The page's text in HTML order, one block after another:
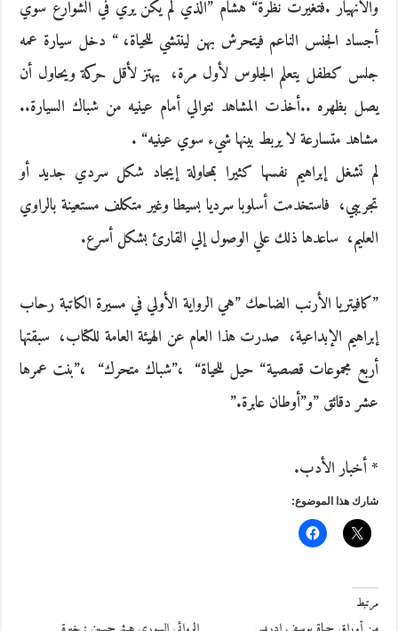
‬يصل‭ ‬بظهره‭.. ‬أخذت‭ ‬المشاهد‭ ‬تتوالي‭ ‬أمام‭ ‬عينيه‭ ‬من‭ ‬شباك‭ ‬السيارة‭..
‬مشاهد‭ ‬متسارعة‭ ‬لا‭ ‬يربط‭ ‬بينها‭ ‬شيء‭ ‬سوي‭ ‬عينيه‭. “‬
لم‭ ‬تشغل‭ ‬إبراهيم‭ ‬نفسها‭ ‬كثيرا‭ ‬بمحاولة‭ ‬إيجاد‭ ‬شكل‭ ‬سردي‭ ‬جديد‭ ‬أو‭
‬العليم، ‭ ‬ساعدها‭ ‬ذلك‭ ‬علي‭ ‬الوصول‭ ‬إلي‭ ‬القارئ‭ ‬بشكل‭ ‬أسرع‭. ‬
‬إبراهيم‭ ‬الإبداعية، ‭ ‬صدرت‭ ‬هذا‭ ‬العام‭ ‬عن‭ ‬الهيئة‭ ‬العامة‭ ‬للكتاب، ‭ ‬سبقتها‭
‬أربع‭ ‬مجموعات‭ ‬قصصية‭ “‬حيل‭ ‬للحياة‭”‬، ‭ “‬شباك‭ ‬متحرك‭”‬، ‭ “‬بنت‭ ‬عمرها‭
‬عشر‭ ‬دقائق‭” ‬و‭”‬أوطان‭ ‬عابرة‭”. ‬
* أخبار الأدب.
شارك هذا الموضوع:
مرتبط